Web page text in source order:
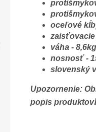
oceľové
váha - 8,6kg
nosnosť -
slovenský
Upozornenie:
popis produktov